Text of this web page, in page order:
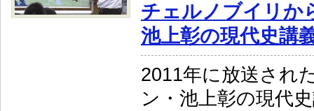
チェルノブイリか
池上彰の現代史講
2011年に放送され
ン・池上彰の現代